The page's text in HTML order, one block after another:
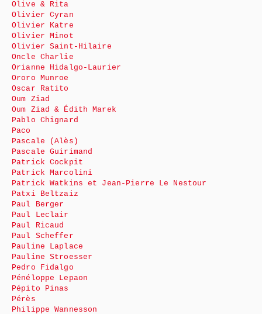
Olive & Rita
Olivier Cyran
Olivier Katre
Olivier Minot
Olivier Saint-Hilaire
Oncle Charlie
Orianne Hidalgo-Laurier
Ororo Munroe
Oscar Ratito
Oum Ziad
Oum Ziad & Édith Marek
Pablo Chignard
Paco
Pascale (Alès)
Pascale Guirimand
Patrick Cockpit
Patrick Marcolini
Patrick Watkins et Jean-Pierre Le Nestour
Patxi Beltzaiz
Paul Berger
Paul Leclair
Paul Ricaud
Paul Scheffer
Pauline Laplace
Pauline Stroesser
Pedro Fidalgo
Pénéloppe Lepaon
Pépito Pinas
Pérès
Philippe Wannesson